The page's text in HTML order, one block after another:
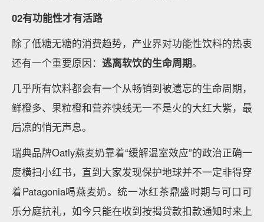
02有功能性才有活路
除了低糖无糖的消费趋势，产业界对功能性饮料的热衷
还有一个重要原因： 逃离软饮的生命周期。
几乎所有饮料都会有一个从畅销到被遗忘的生命周期，
鲜橙多、果粒橙和营养快线无一不是火的大红大紫，最
后凉的悄无声息。
瑞典品牌Oatly燕麦奶靠着“缓解温室效应”的政治正确一
度横扫小红书，直到大家发现保护地球并不一定非得穿
着Patagonia喝燕麦奶。统一冰红茶鼎盛时期与可口可
乐分庭抗礼，如今只能在收到按揭贷款扣款通知时来上